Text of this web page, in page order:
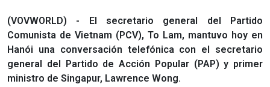
(VOVWORLD) - El secretario general del Partido
Comunista de Vietnam (PCV), To Lam, mantuvo hoy en
Hanói una conversación telefónica con el secretario
general del Partido de Acción Popular (PAP) y primer
ministro de Singapur, Lawrence Wong.